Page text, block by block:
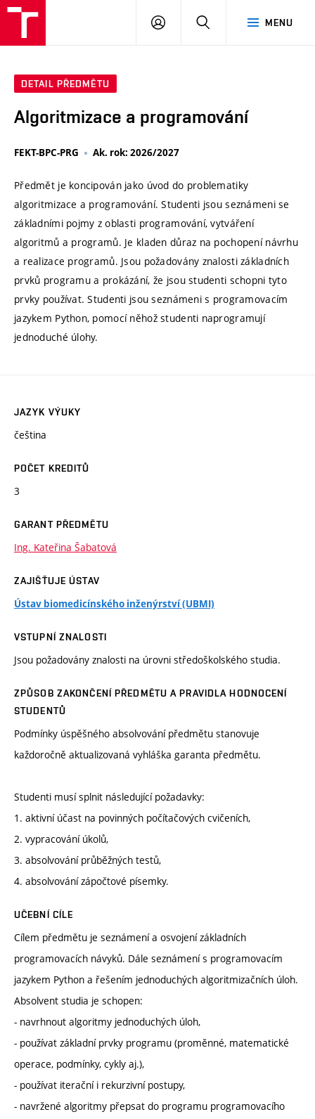
MENU
PŘIHLÁSIT
DETAIL PŘEDMĚTU
Algoritmizace a programování
FEKT-BPC-PRG Ak. rok: 2026/2027
Předmět je koncipován jako úvod do problematiky
algoritmizace a programování. Studenti jsou seznámeni se
základními pojmy z oblasti programování, vytváření
algoritmů a programů. Je kladen důraz na pochopení návrhu
a realizace programů. Jsou požadovány znalosti základních
prvků programu a prokázání, že jsou studenti schopni tyto
prvky používat. Studenti jsou seznámeni s programovacím
jazykem Python, pomocí něhož studenti naprogramují
jednoduché úlohy.
JAZYK VÝUKY
čeština
POČET KREDITŮ
3
GARANT PŘEDMĚTU
Ing. Kateřina Šabatová
ZAJIŠŤUJE ÚSTAV
Ústav biomedicínského inženýrství (UBMI)
VSTUPNÍ ZNALOSTI
Jsou požadovány znalosti na úrovni středoškolského studia.
ZPŮSOB ZAKONČENÍ PŘEDMĚTU A PRAVIDLA HODNOCENÍ
STUDENTŮ
Podmínky úspěšného absolvování předmětu stanovuje
každoročně aktualizovaná vyhláška garanta předmětu.
Studenti musí splnit následující požadavky:
1. aktivní účast na povinných počítačových cvičeních,
2. vypracování úkolů,
3. absolvování průběžných testů,
4. absolvování zápočtové písemky.
UČEBNÍ CÍLE
Cílem předmětu je seznámení a osvojení základních
programovacích návyků. Dále seznámení s programovacím
jazykem Python a řešením jednoduchých algoritmizačních úloh.
Absolvent studia je schopen:
- navrhnout algoritmy jednoduchých úloh,
- používat základní prvky programu (proměnné, matematické
operace, podmínky, cykly aj.),
- používat iterační i rekurzivní postupy,
- navržené algoritmy přepsat do programu programovacího